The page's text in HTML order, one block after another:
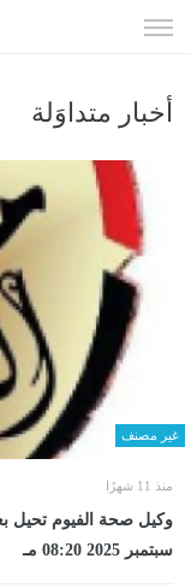
الى
أخبار متداوَلة
غير مصنف
منذ 11 شهرًا
سبتمبر 2025 08:20 مـ